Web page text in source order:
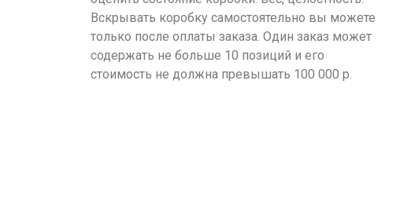
Вскрывать коробку самостоятельно вы можете
только после оплаты заказа. Один заказ может
содержать не больше 10 позиций и его
стоимость не должна превышать 100 000 р.